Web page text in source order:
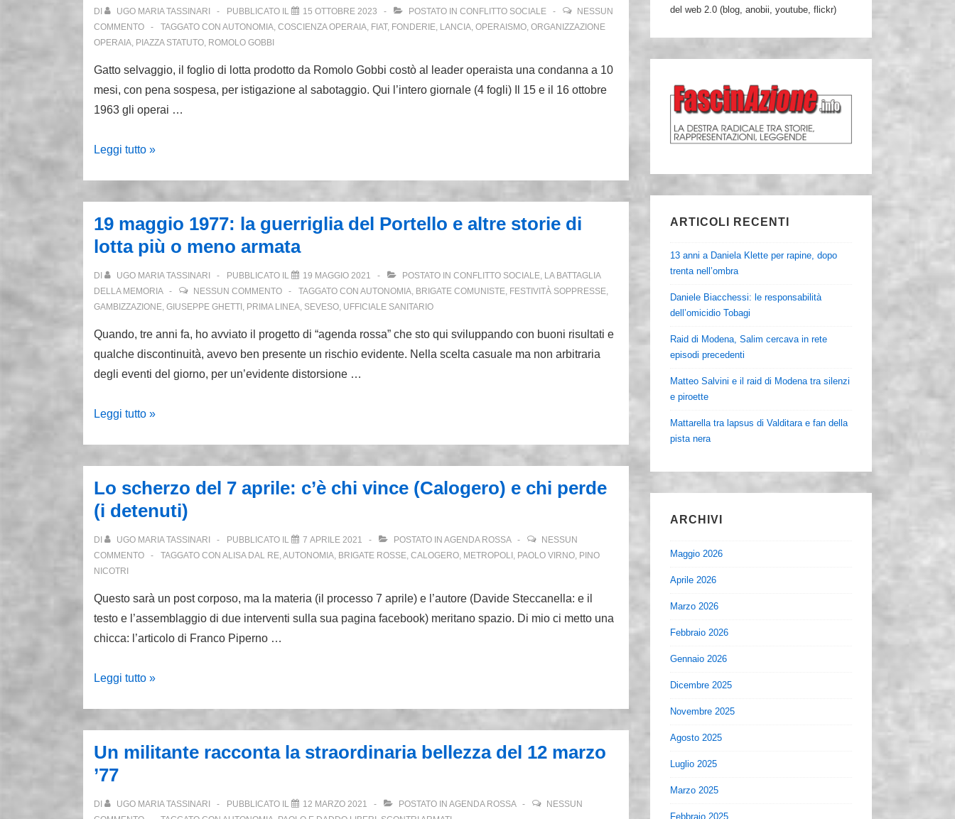
amico
Emilio
Alessandrini
DI UGO MARIA TASSINARI PUBBLICATO IL 15 OTTOBRE 2023 POSTATO IN CONFLITTO SOCIALE
NESSUN
COMMENTO
TAGGATO CON AUTONOMIA, COSCIENZA OPERAIA, FIAT, FONDERIE, LANCIA, OPERAISMO, ORGANIZZAZIONE
OPERAIA, PIAZZA STATUTO, ROMOLO GOBBI
Gatto selvaggio, il foglio di lotta prodotto da Romolo Gobbi costò al leader operaista una condanna a 10
mesi, con pena sospesa, per istigazione al sabotaggio. Qui l’intero giornale (4 fogli) Il 15 e il 16 ottobre
1963 gli operai …
60
sciopero
gatto
selvaggio
alla
Fiat
Leggi tutto »
19 maggio 1977: la guerriglia del Portello e altre storie di
lotta più o meno armata
DI UGO MARIA TASSINARI PUBBLICATO IL 19 MAGGIO 2021 POSTATO IN CONFLITTO SOCIALE, LA BATTAGLIA
DELLA MEMORIA
NESSUN COMMENTO TAGGATO CON AUTONOMIA, BRIGATE COMUNISTE, FESTIVITÀ SOPPRESSE,
GAMBIZZAZIONE, GIUSEPPE GHETTI , PRIMA LINEA, SEVESO, UFFICIALE SANITARIO
Quando, tre anni fa, ho avviato il progetto di “agenda rossa” che sto qui sviluppando con buoni risultati e
qualche discontinuità, avevo ben presente un rischio evidente. Nella scelta casuale ma non arbitraria
degli eventi del giorno, per un’evidente distorsione …
19
guerriglia
del
Portello
e
altre
storie
di
lotta
o
armata
Leggi tutto »
Lo scherzo del 7 aprile: c’è chi vince (Calogero) e chi perde
(i detenuti)
DI UGO MARIA TASSINARI PUBBLICATO IL 7 APRILE 2021 POSTATO IN AGENDA ROSSA
NESSUN
COMMENTO
TAGGATO CON ALISA DAL RE,AUTONOMIA, BRIGATE ROSSE, CALOGERO, METROPOLI , PAOLO VIRNO, PINO
NICOTRI
Questo sarà un post corposo, ma la materia (il processo 7 aprile) e l’autore (Davide Steccanella: e il
testo e l’assemblaggio di due interventi sulla sua pagina facebook) meritano spazio. Di mio ci metto una
chicca: l’articolo di Franco Piperno …
Lo
aprile:
c’è
chi
vince
Leggi tutto »
Un militante racconta la straordinaria bellezza del 12 marzo
’77
DI UGO MARIA TASSINARI PUBBLICATO IL 12 MARZO 2021 POSTATO IN AGENDA ROSSA
NESSUN
del web 2.0 (blog, anobii, youtube, flickr)
ARTICOLI RECENTI
13 anni a Daniela Klette per rapine, dopo
trenta nell’ombra
Daniele Biacchessi: le responsabilità
dell’omicidio Tobagi
Raid di Modena, Salim cercava in rete
episodi precedenti
Matteo Salvini e il raid di Modena tra silenzi
e piroette
Mattarella tra lapsus di Valditara e fan della
pista nera
ARCHIVI
Maggio 2026
Aprile 2026
Marzo 2026
Febbraio 2026
Gennaio 2026
Dicembre 2025
Novembre 2025
Agosto 2025
Luglio 2025
Marzo 2025
Febbraio 2025